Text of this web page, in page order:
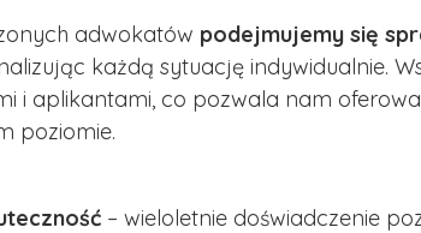
adwokatów podejmujemy się
każdą sytuację indywidualnie.
i aplikantami, co pozwala nam
poziomie.
– wieloletnie doświadczenie